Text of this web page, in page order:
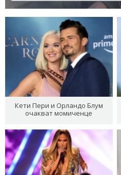
Кети Пери и Орландо Блум
очакват момиченце